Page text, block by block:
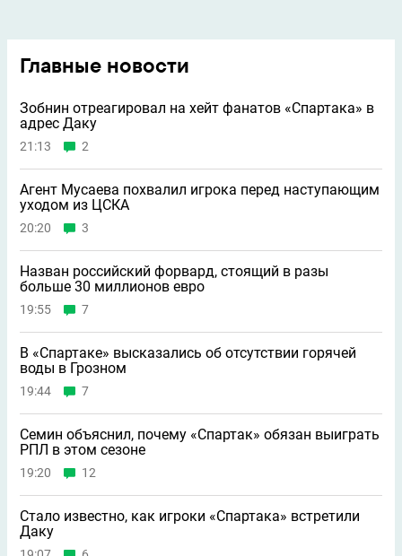
Главные новости
Зобнин отреагировал на хейт фанатов «Спартака» в
адрес Даку
21:13 2
Агент Мусаева похвалил игрока перед наступающим
уходом из ЦСКА
20:20 3
Назван российский форвард, стоящий в разы
больше 30 миллионов евро
19:55 7
В «Спартаке» высказались об отсутствии горячей
воды в Грозном
19:44 7
Семин объяснил, почему «Спартак» обязан выиграть
РПЛ в этом сезоне
19:20 12
Стало известно, как игроки «Спартака» встретили
Даку